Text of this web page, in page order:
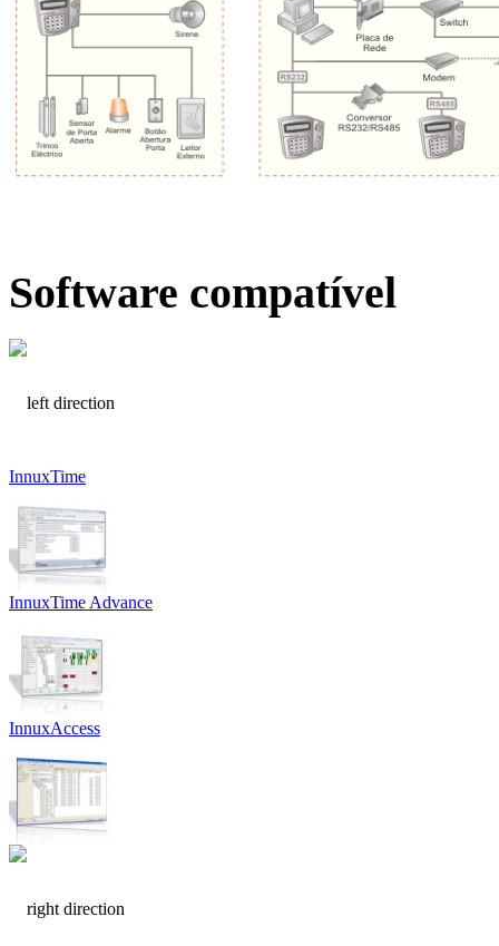
Software compatível
InnuxTime
InnuxTime Advance
InnuxAccess